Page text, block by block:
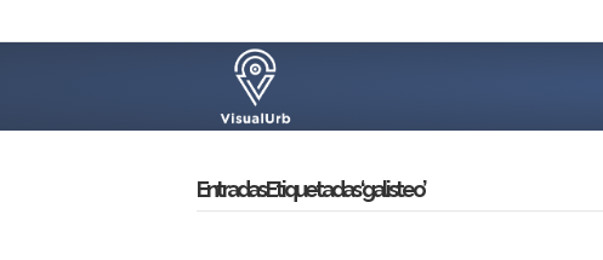
Entradas Etiquetadas ‘galisteo’